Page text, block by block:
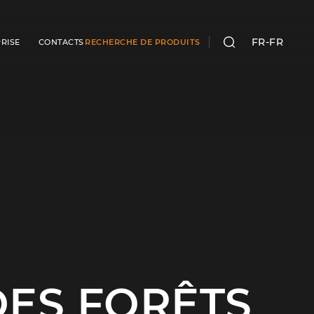
CONTACTS RECHERCHE DE PRODUITS RECHERCHER
FR-FR